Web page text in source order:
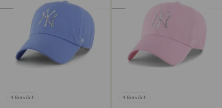
4 Barvách 4 Barvách